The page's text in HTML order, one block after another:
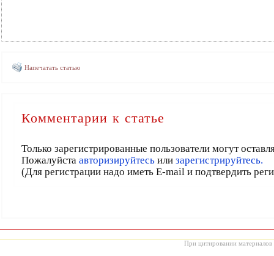
Напечатать статью
Комментарии к статье
Только зарегистрированные пользователи могут
Пожалуйста авторизируйтесьили зарегистрируйтесь.
(Для регистрации надо иметь E-mail и подтвердить
При цитировании материалов